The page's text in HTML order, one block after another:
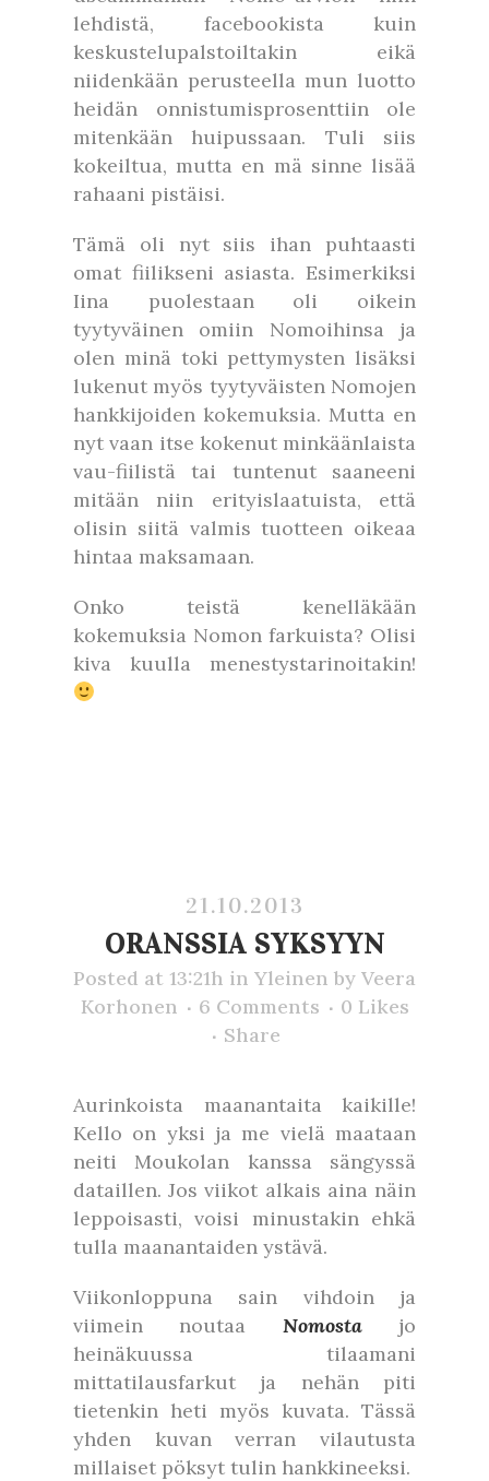
lehdistä, facebookista kuin
keskustelupalstoiltakin eikä
niidenkään perusteella mun luotto
heidän onnistumisprosenttiin ole
mitenkään huipussaan. Tuli siis
kokeiltua, mutta en mä sinne lisää
rahaani pistäisi.
Tämä oli nyt siis ihan puhtaasti
omat fiilikseni asiasta. Esimerkiksi
Iina puolestaan oli oikein
tyytyväinen omiin Nomoihinsa ja
olen minä toki pettymysten lisäksi
lukenut myös tyytyväisten Nomojen
hankkijoiden kokemuksia. Mutta en
nyt vaan itse kokenut minkäänlaista
vau-fiilistä tai tuntenut saaneeni
mitään niin erityislaatuista, että
olisin siitä valmis tuotteen oikeaa
hintaa maksamaan.
Onko teistä kenelläkään
kokemuksia Nomon farkuista? Olisi
kiva kuulla menestystarinoitakin!
21.10.2013
ORANSSIA SYKSYYN
Posted at 13:21h in Yleinen by Veera
Korhonen
6 Comments 0 Likes
Share
Aurinkoista maanantaita kaikille!
Kello on yksi ja me vielä maataan
neiti Moukolan kanssa sängyssä
dataillen. Jos viikot alkais aina näin
leppoisasti, voisi minustakin ehkä
tulla maanantaiden ystävä.
Viikonloppuna sain vihdoin ja
viimein noutaa Nomostajo
heinäkuussa tilaamani
mittatilausfarkut ja nehän piti
tietenkin heti myös kuvata. Tässä
yhden kuvan verran vilautusta
millaiset pöksyt tulin hankkineeksi.